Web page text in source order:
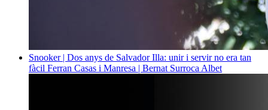
Snooker | Dos anys de Salvador Illa: unir i servir no era tan
fàcil Ferran Casas i Manresa | Bernat Surroca Albet